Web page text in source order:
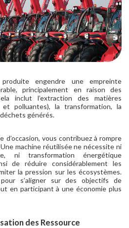
engendre une empreinte
principalement en raison des
inclut l’extraction des matières
polluantes), la transformation, la
générés.
d’occasion, vous contribuez à rompre
machine réutilisée ne nécessite ni
ni transformation énergétique
de réduire considérablement les
la pression sur les écosystèmes.
s’aligner sur des objectifs de
en participant à une économie plus
des Ressource